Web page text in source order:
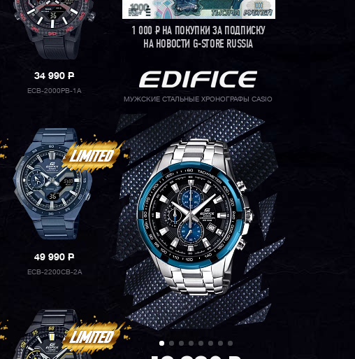
34 990P
ECB-2000PB-1A
49 990P
ECB-2200CB-2A
1 000РНА ПОКУПКИ ЗА ПОДПИСКУ
НА НОВОСТИ G-STORE RUSSIA
МУЖСКИЕ СТАЛЬНЫЕ ХРОНОГРАФЫ CASIO